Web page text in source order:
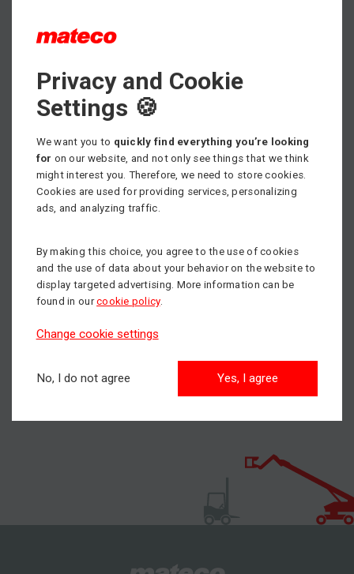
obchodných partnerov aj spoluprácu so zákazníkmi, s
efektívnu prácu vo výškach.
Ďakujeme za profesionálny prístup, spoľahlivosť a
prenájmu a predaja pracovných plošín ako aj ostatných
služieb.
Prajeme vám pokojný 1. máj, zaslúžený oddych a dostatok
energie do ďalších pracovných dní.
Od pondelka sme vám opäť plne k dispozícii – pripravení
poradiť s výberom vhodnej pracovnej plošiny, zabezpečiť
prenájom techniky alebo navrhnúť riešenie podľa potrieb
vášho projektu.
Vaše mateco.
Privacy and Cookie
Settings 🍪
We want you to quickly find everything you’re looking
for on our website, and not only see things that we think
might interest you. Therefore, we need to store cookies.
Cookies are used for providing services, personalizing
ads, and analyzing traffic.
By making this choice, you agree to the use of cookies
and the use of data about your behavior on the website to
display targeted advertising. More information can be
found in ourcookie policy.
Change cookie settings
No, I do not agree Yes, I agree